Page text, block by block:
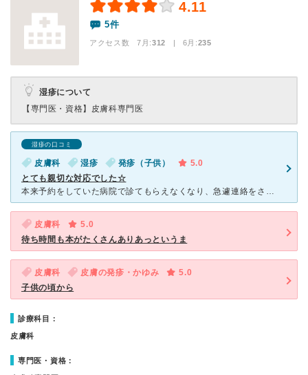
4.11
5件
アクセス数 7月:312 | 6月:235
湿疹について
【専門医・資格】 皮膚科専門医
湿疹の口コミ
皮膚科 湿疹 発疹（子供）
5.0
とても親切な対応でした☆
本来予約をしていた病院で診てもらえなくなり、急遽連絡をさせていただいたにもかかわらず、受付の方の電話の対応がすごく親切でした。 0歳児の湿疹での診察だったのですが、親の気持ちを察してくださり、優しい
皮膚科
5.0
待ち時間も本がたくさんありあっというま
皮膚科 皮膚の発疹・かゆみ
5.0
子供の頃から
診療科目：
皮膚科
専門医・資格：